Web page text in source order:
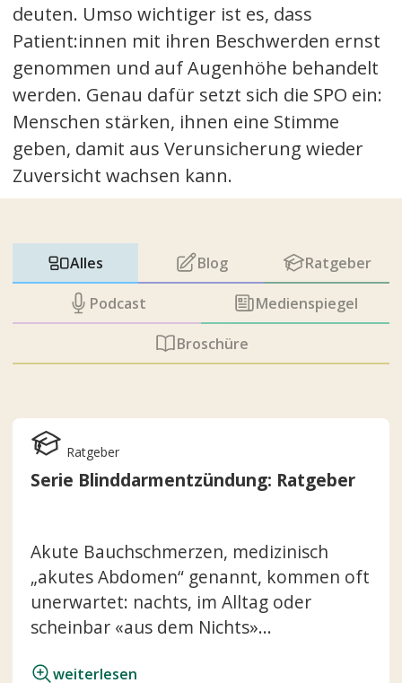
deuten. Umso wichtiger ist es, dass
Patient:innen mit ihren Beschwerden ernst
genommen und auf Augenhöhe behandelt
werden. Genau dafür setzt sich die SPO ein:
Menschen stärken, ihnen eine Stimme
geben, damit aus Verunsicherung wieder
Zuversicht wachsen kann.
Alles Blog Ratgeber
Podcast Medienspiegel
Broschüre
Ratgeber
Serie Blinddarmentzündung: Ratgeber
Akute Bauchschmerzen, medizinisch
„akutes Abdomen“ genannt, kommen oft
unerwartet: nachts, im Alltag oder
scheinbar «aus dem Nichts»...
weiterlesen